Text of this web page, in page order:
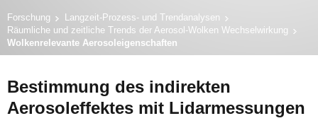
Forschung
Langzeit-Prozess- und Trendanalysen
Räumliche und zeitliche Trends der Aerosol-Wolken Wechselwirkung
Wolkenrelevante Aerosoleigenschaften
Bestimmung des indirekten
Aerosoleffektes mit Lidarmessungen